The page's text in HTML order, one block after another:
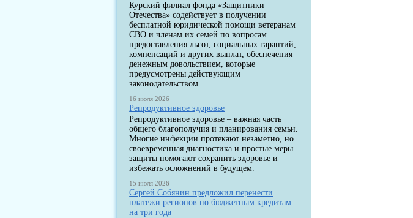
Курский филиал фонда «Защитники
Отечества» содействует в получении
бесплатной юридической помощи ветеранам
СВО и членам их семей по вопросам
предоставления льгот, социальных гарантий,
компенсаций и других выплат, обеспечения
денежным довольствием, которые
предусмотрены действующим
законодательством.
16 июля 2026
Репродуктивное здоровье
Репродуктивное здоровье – важная часть
общего благополучия и планирования семьи.
Многие инфекции протекают незаметно, но
своевременная диагностика и простые меры
защиты помогают сохранить здоровье и
избежать осложнений в будущем.
15 июля 2026
Сергей Собянин предложил перенести
платежи регионов по бюджетным кредитам
на три года